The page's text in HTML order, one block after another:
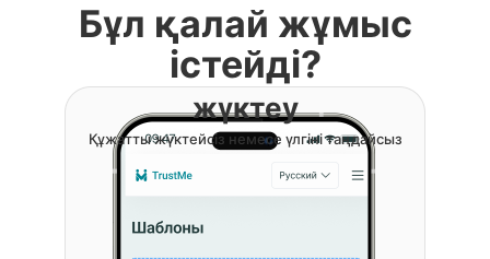
Бұл қалай жұмыс
істейді?
жүктеу
Құжатты жүктейсіз немесе үлгіні таңдайсыз